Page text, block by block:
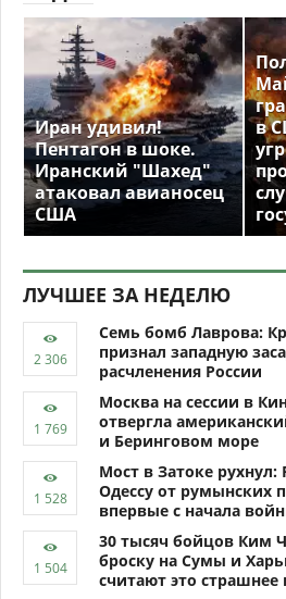
Иран удивил!
Пентагон в шоке.
Иранский "Шахед"
атаковал авианосец
США
в
ЛУЧШЕЕ ЗА НЕДЕЛЮ
Семь бомб Лаврова:
признал западную
расчленения России
Москва на сессии в
отвергла
и Беринговом море
Мост в Затоке рухнул:
Одессу от румынских
впервые с начала
30 тысяч бойцов Ким
броску на Сумы и
считают это